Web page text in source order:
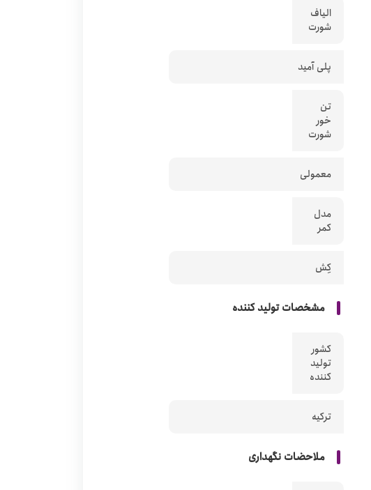
الیاف
شورت
پلی آمید
تن
خور
شورت
معمولی
مدل
کمر
کِش
مشخصات تولید کننده
کشور
تولید
کننده
ترکیه
ملاحضات نگهداری